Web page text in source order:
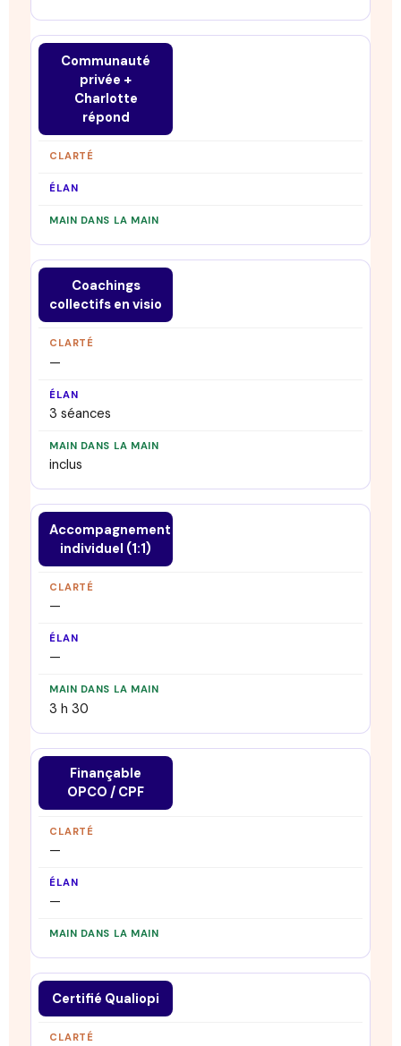
Communauté
privée +
Charlotte
répond
Coachings
collectifs en visio
—
3 séances
inclus
Accompagnement
individuel (1:1)
—
—
3 h 30
Finançable
OPCO / CPF
—
—
Certifié Qualiopi